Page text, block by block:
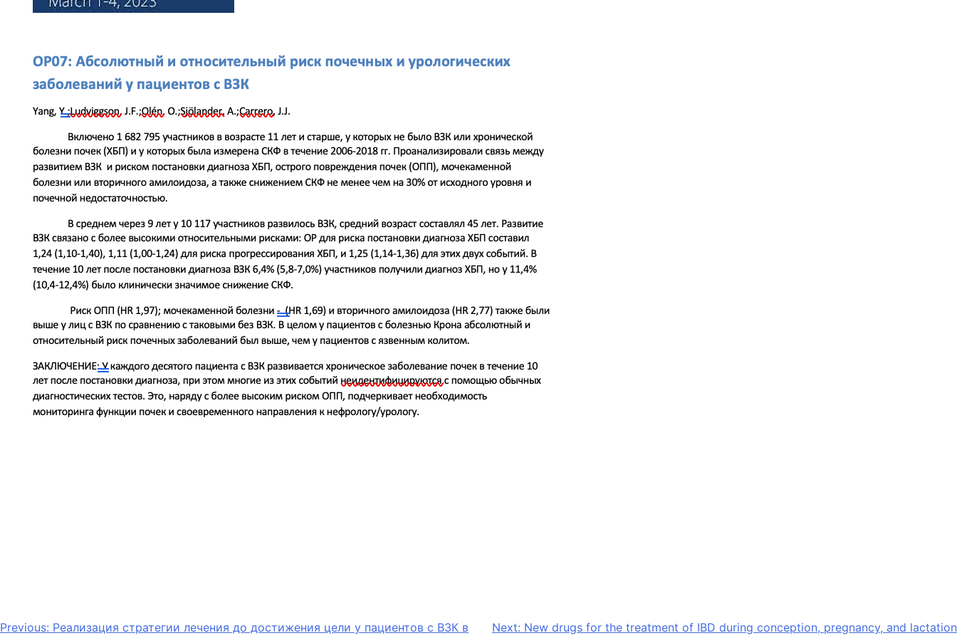
Previous: Реализация стратегии лечения до достижения цели у пациентов с ВЗК в
Next: New drugs for the treatment of IBD during conception, pregnancy, and lactation